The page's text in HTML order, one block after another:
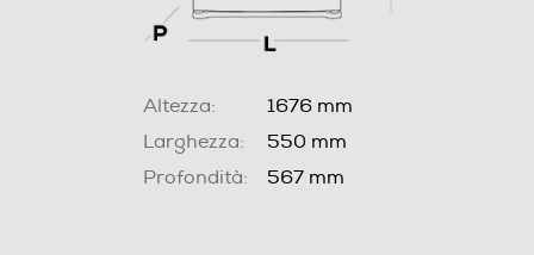
Altezza:
1676 mm
Larghezza:
550 mm
Profondità:
567 mm